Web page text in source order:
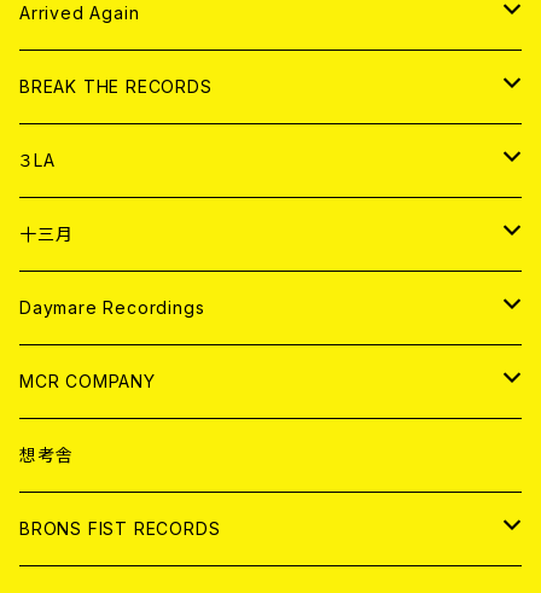
アパレル
書籍
DIGITAL CONTENTS
CD
アナログ
Arrived Again
CD
アナログ
BREAK THE RECORDS
CD
ANALOG
アパレル
３LA
CD
ANALOG
十三月
CD
ANALOG
Daymare Recordings
CD
ANALOG
MCR COMPANY
CD
アパレル
想考舎
BRONS FIST RECORDS